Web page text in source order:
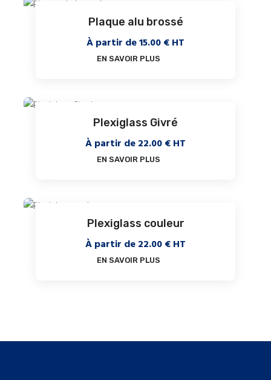
Plaque alu brossé
À partir de15.00€ HT
EN SAVOIR PLUS
Plexiglass Givré
À partir de22.00€ HT
EN SAVOIR PLUS
Plexiglass couleur
À partir de22.00€ HT
EN SAVOIR PLUS